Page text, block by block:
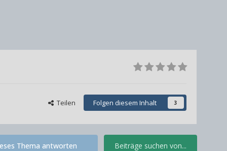
Teilen Folgen diesem Inhalt 3
Beiträge suchen von...
Thema antworten